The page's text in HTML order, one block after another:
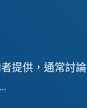
提供，通常討論